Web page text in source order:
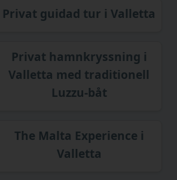
Privat guidad tur i Valletta
Privat hamnkryssning i
Valletta med traditionell
Luzzu-båt
The Malta Experience i
Valletta